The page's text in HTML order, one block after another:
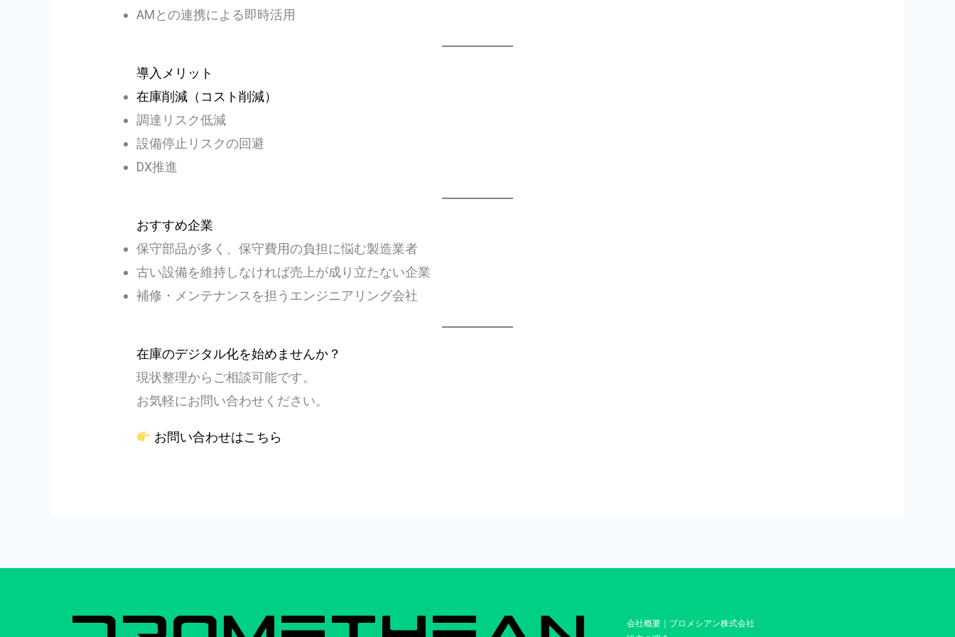
AMとの連携による即時活用
導入メリット
在庫削減（コスト削減）
調達リスク低減
設備停止リスクの回避
DX推進
おすすめ企業
保守部品が多く、保守費用の負担に悩む製造業者
古い設備を維持しなければ売上が成り立たない企業
補修・メンテナンスを担うエンジニアリング会社
在庫のデジタル化を始めませんか？
現状整理からご相談可能です。
お気軽にお問い合わせください。
お問い合わせはこちら
会社概要｜プロメシアン株式会社